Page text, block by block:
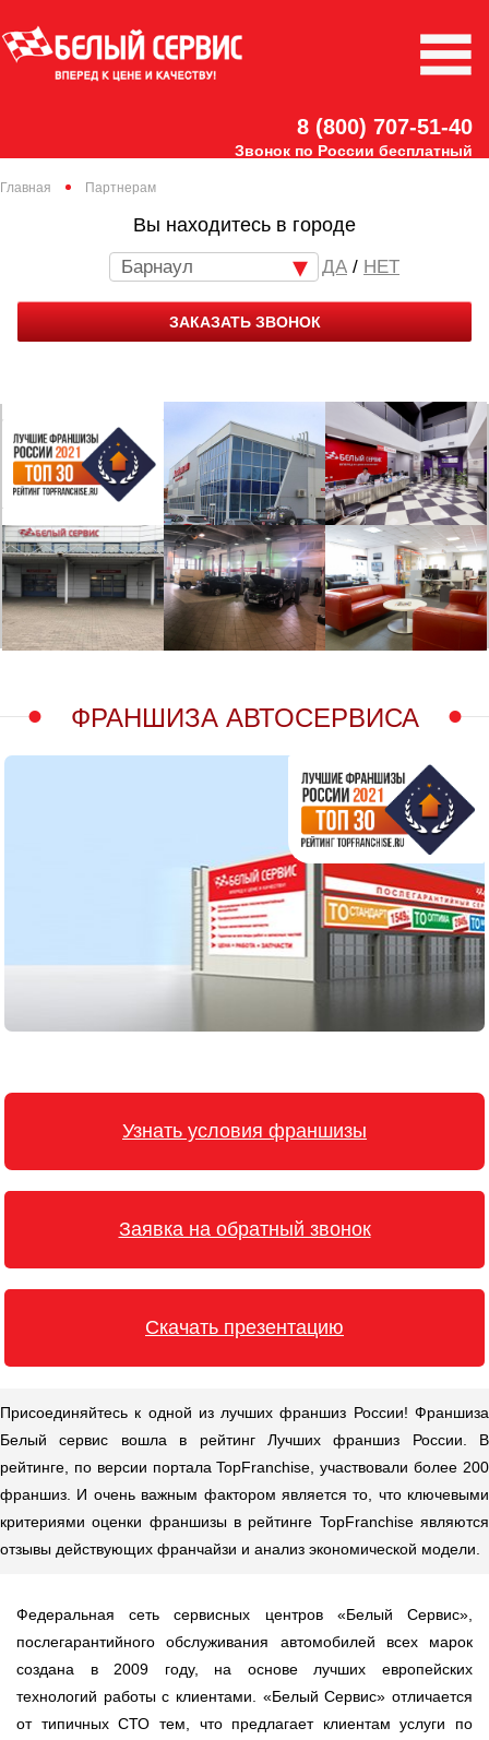
8 (800) 707-51-40
Звонок по России бесплатный
Главная Партнерам
Вы находитесь в городе
Барнаул / НЕТ
ЗАКАЗАТЬ ЗВОНОК
ФРАНШИЗА АВТОСЕРВИСА
Узнать условия франшизы
Заявка на обратный звонок
Скачать презентацию
Присоединяйтесь к одной из лучших франшиз России! Франшиза
Белый сервис вошла в рейтинг Лучших франшиз России. В
рейтинге, по версии портала TopFranchise, участвовали более 200
франшиз. И очень важным фактором является то, что ключевыми
критериями оценки франшизы в рейтинге TopFranchise являются
отзывы действующих франчайзи и анализ экономической модели.
Федеральная сеть сервисных центров «Белый Сервис»,
послегарантийного обслуживания автомобилей всех марок
создана в 2009 году, на основе лучших европейских
технологий работы с клиентами. «Белый Сервис» отличается
от типичных СТО тем, что предлагает клиентам услуги по